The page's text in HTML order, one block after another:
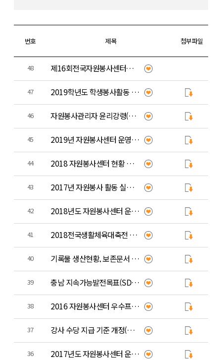
번호 제목 첨부파일
48 제16회전국자원봉사센터대회 초대장
47 2019학년도 학생봉사활동 운영계획(충남도교육청)
46 자원봉사관리자 윤리강령(2018.12.5개정)
45 2019년 자원봉사센터 운영지침(행정안전부)
44 2018 자원봉사센터 현황 자료집(행정안전부)
43 2017년 자원봉사 활동 실태조사 결과보고서(행정안전부)
42 2018년도 자원봉사센터 운영지침
41 2018전국생활체육대축전 자원봉사자 근태관리부, 일일상황보고서 서식
40 기록물 생산현황, 보존문서 기록대장, 개인정보파일 파기 대장
39 충남 지속가능발전목표(SDGs) 2030
38 2016 자원봉사센터 우수프로그램 공모사업 선정작(한국중앙자원봉사센터)
37 강사 수당 지급 기준 개정(공무원 교육원)
36 2017년도 자원봉사센터 운영지침